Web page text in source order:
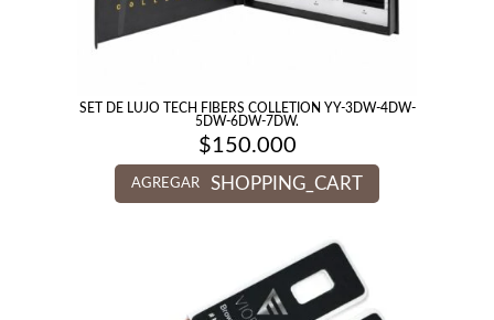
SET DE LUJO TECH FIBERS COLLETION YY-3DW-4DW-
5DW-6DW-7DW.
$150.000
AGREGAR SHOPPING_CART